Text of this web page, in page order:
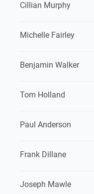
Cillian Murphy
Michelle Fairley
Benjamin Walker
Tom Holland
Paul Anderson
Frank Dillane
Joseph Mawle